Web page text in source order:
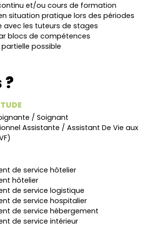
et/ou cours de formation
situation pratique lors des périodes
avec les tuteurs de stages
blocs de compétences
possible
?
/ Soignant
Assistante / Assistant De Vie aux
de service hôtelier
hôtelier
de service logistique
de service hospitalier
de service hébergement
de service intérieur